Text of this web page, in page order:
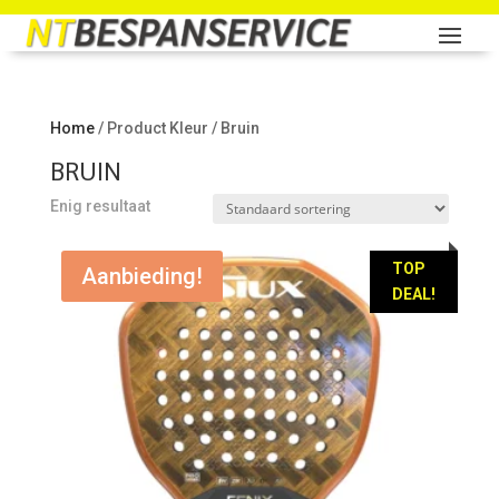
Home/ Product Kleur / Bruin
BRUIN
Enig resultaat
TOP
DEAL!
Aanbieding!